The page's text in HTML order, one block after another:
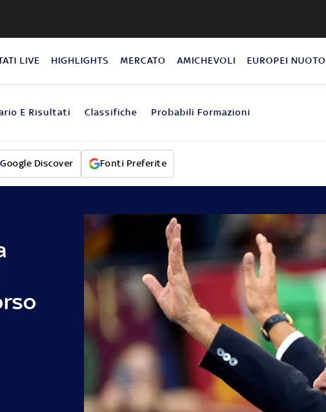
LIVE HIGHLIGHTS MERCATO AMICHEVOLI EUROPEI NUOTO
E Risultati Classifiche Probabili Formazioni
Google Discover Fonti Preferite